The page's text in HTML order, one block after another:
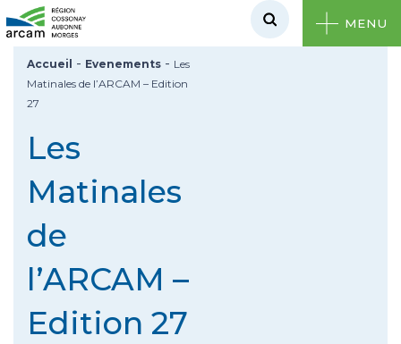
MENU
Accueil - Evenements - Les
Matinales de l’ARCAM – Edition
27
Les
Matinales
de
l’ARCAM –
Edition 27